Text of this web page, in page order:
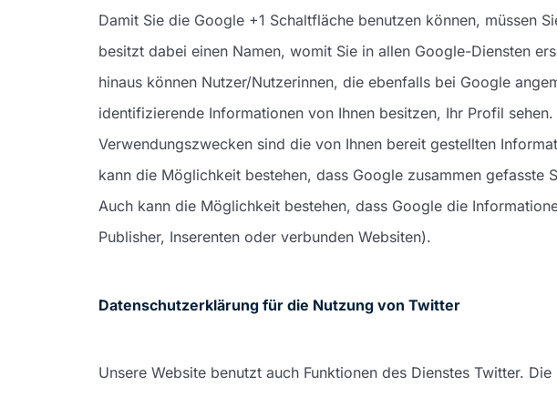
Damit Sie die Google +1 Schaltfläche benutzen können, müssen
besitzt dabei einen Namen, womit Sie in allen Google-Diensten
hinaus können Nutzer/Nutzerinnen, die ebenfalls bei Google
identifizierende Informationen von Ihnen besitzen, Ihr Profil
Verwendungszwecken sind die von Ihnen bereit gestellten
kann die Möglichkeit bestehen, dass Google zusammen
Auch kann die Möglichkeit bestehen, dass Google die
Publisher, Inserenten oder verbunden Websiten).
Datenschutzerklärung für die Nutzung von Twitter
Unsere Website benutzt auch Funktionen des Dienstes Twitter.